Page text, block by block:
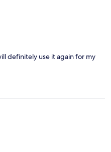
definitely use it again for my